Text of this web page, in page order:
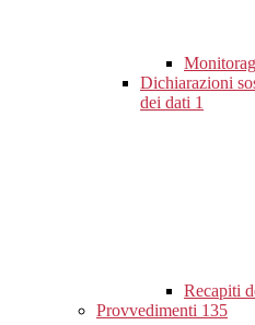
Dichiarazioni
dei dati 1
Recapiti
Provvedimenti 135